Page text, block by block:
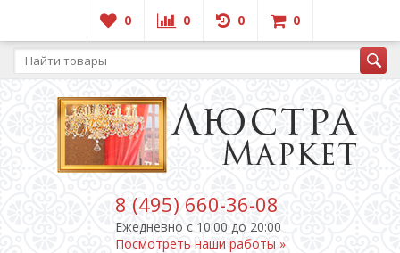
0 0 0 0
8 (495) 660-36-08
Ежедневно c 10:00 до 20:00
Посмотреть наши работы »